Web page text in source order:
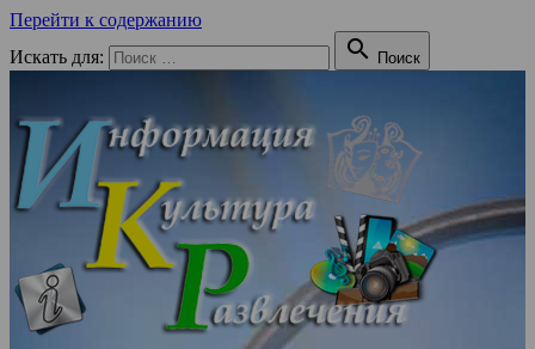
Перейти к содержанию
Искать для:
 Поиск